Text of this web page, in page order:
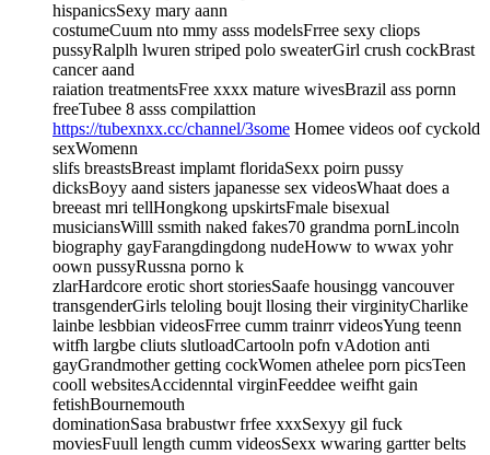
hispanicsSexy mary aann
costumeCuum nto mmy asss modelsFrree sexy cliops
pussyRalplh lwuren striped polo sweaterGirl crush cockBrast
cancer aand
raiation treatmentsFree xxxx mature wivesBrazil ass pornn
freeTubee 8 asss compilattion
https://tubexnxx.cc/channel/3some Homee videos oof cyckold
sexWomenn
slifs breastsBreast implamt floridaSexx poirn pussy
dicksBoyy aand sisters japanesse sex videosWhaat does a
breeast mri tellHongkong upskirtsFmale bisexual
musiciansWilll ssmith naked fakes70 grandma pornLincoln
biography gayFarangdingdong nudeHoww to wwax yohr
oown pussyRussna porno k
zlarHardcore erotic short storiesSaafe housingg vancouver
transgenderGirls teloling boujt llosing their virginityCharlike
lainbe lesbbian videosFrree cumm trainrr videosYung teenn
witfh largbe cliuts slutloadCartooln pofn vAdotion anti
gayGrandmother getting cockWomen athelee porn picsTeen
cooll websitesAccidenntal virginFeeddee weifht gain
fetishBournemouth
dominationSasa brabustwr frfee xxxSexyy gil fuck
moviesFuull length cumm videosSexx wwaring gartter belts